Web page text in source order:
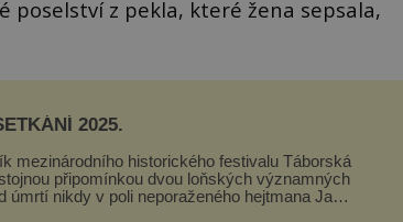
poselství z pekla, které žena sepsala,
2025.
mezinárodního historického festivalu Táborská
připomínkou dvou loňských významných
úmrtí nikdy v poli neporaženého hejtmana Jana